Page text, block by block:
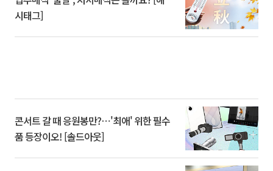
시태그]
콘서트 갈 때 응원봉만?⋯'최애' 위한 필수
품 등장이오! [솔드아웃]